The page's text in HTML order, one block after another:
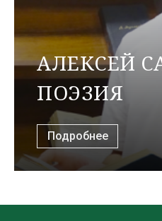
АЛЕКСЕЙ
ПОЭЗИЯ
Подробнее